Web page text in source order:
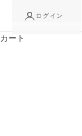
ログイン
カート